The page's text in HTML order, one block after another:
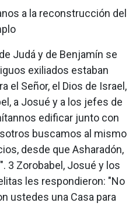
a la reconstrucción del
Judá y de Benjamín se
exiliados estaban
el Señor, el Dios de Israel,
a Josué y a los jefes de
edificar junto con
buscamos al mismo
desde que Asharadón,
3 Zorobabel, Josué y los
les respondieron: "No
ustedes una Casa para